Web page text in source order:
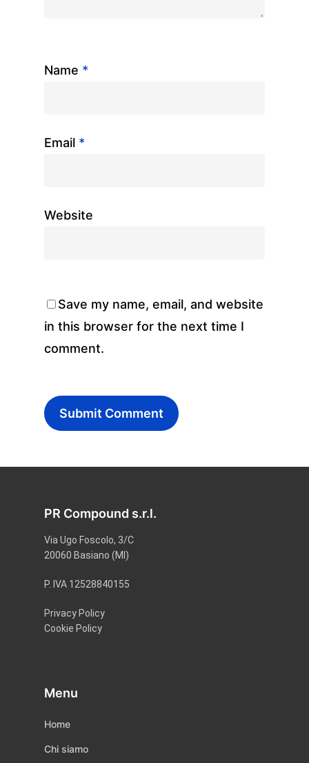
Name *
Email *
Website
Save my name, email, and website
in this browser for the next time I
comment.
PR Compound s.r.l.
Via Ugo Foscolo, 3/C
20060 Basiano (MI)
P. IVA 12528840155
Privacy Policy
Cookie Policy
Menu
Home
Chi siamo